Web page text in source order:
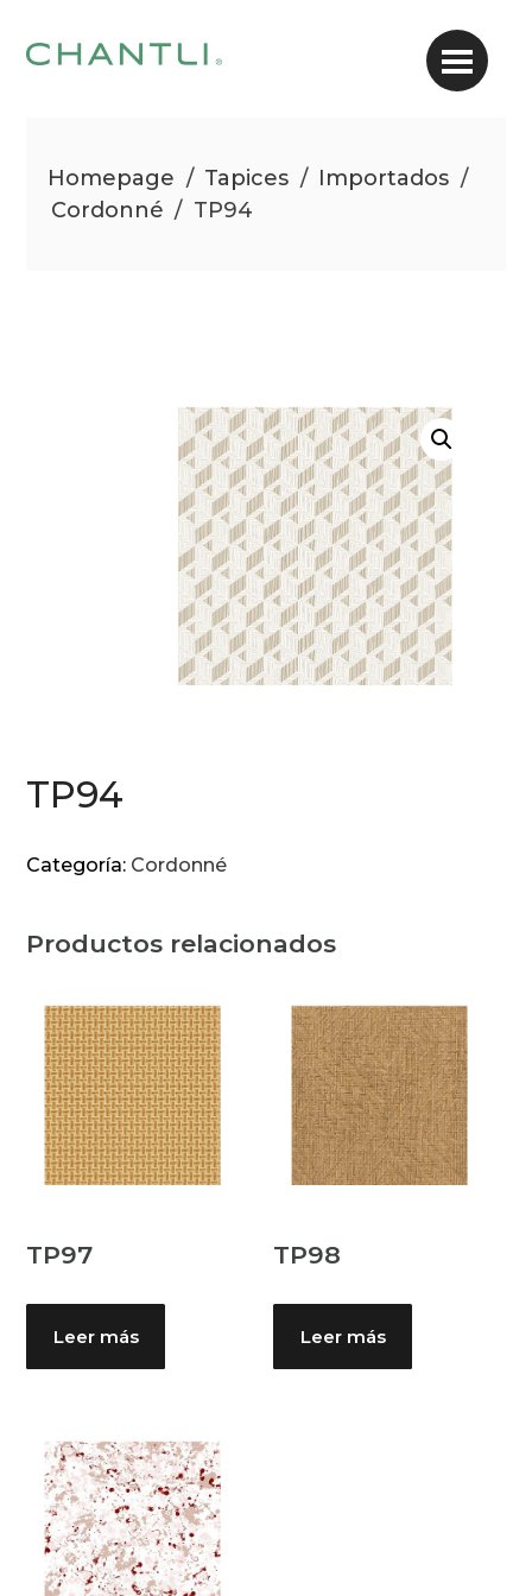
Homepage / Tapices / Importados /
Cordonné / TP94
TP94
Categoría: Cordonné
Productos relacionados
TP97
Leer más
TP98
Leer más